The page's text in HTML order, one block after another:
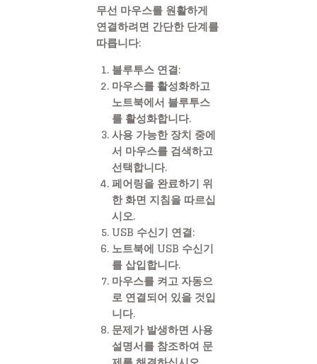
무선 마우스를 원활하게
연결하려면 간단한 단계를
따릅니다:
블루투스 연결:
마우스를 활성화하고
노트북에서 블루투스
를 활성화합니다.
사용 가능한 장치 중에
서 마우스를 검색하고
선택합니다.
페어링을 완료하기 위
한 화면 지침을 따르십
시오.
USB 수신기 연결:
노트북에 USB 수신기
를 삽입합니다.
마우스를 켜고 자동으
로 연결되어 있을 것입
니다.
문제가 발생하면 사용
설명서를 참조하여 문